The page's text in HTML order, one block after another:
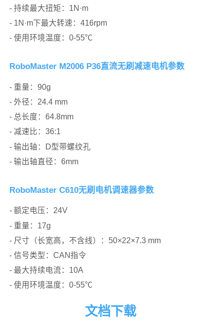
- 持续最大扭矩：1N·m
- 1N·m下最大转速：416rpm
- 使用环境温度：0-55℃
RoboMaster M2006 P36直流无刷减速电机参数
- 重量：90g
- 外径：24.4 mm
- 总长度：64.8mm
- 减速比：36:1
- 输出轴：D型带螺纹孔
- 输出轴直径：6mm
RoboMaster C610无刷电机调速器参数
- 额定电压：24V
- 重量：17g
- 尺寸（长宽高，不含线）：50×22×7.3 mm
- 信号类型：CAN指令
- 最大持续电流：10A
- 使用环境温度：0-55℃
文档下载